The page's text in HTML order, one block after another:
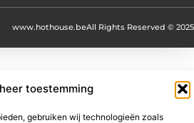
toestemming
gebruiken wij technologieën zoals
All Rights Reserved © 2025
www.hothouse.be